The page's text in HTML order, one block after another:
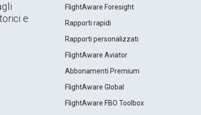
e
FlightAware Foresight
Rapporti rapidi
Rapporti personalizzati
FlightAware Aviator
Abbonamenti Premium
FlightAware Global
FlightAware FBO Toolbox